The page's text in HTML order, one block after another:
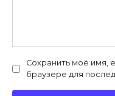
Сохранить моё имя,
браузере для